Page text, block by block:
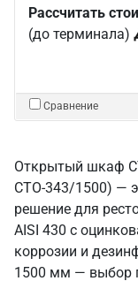
Рассчитать
(до терминала)
Сравнение
Открытый шкаф
СТО-343/1500) —
решение для
AISI 430 с
коррозии и
1500 мм — выбор